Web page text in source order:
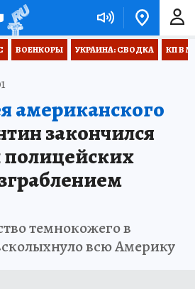
ВОЕНКОРЫ УКРАИНА: СВОДКА КП В
американского
закончился
темнокожего в
всю Америку